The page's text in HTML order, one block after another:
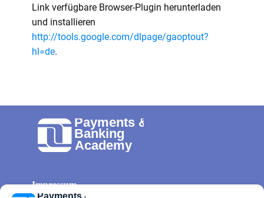
Link verfügbare Browser-Plugin herunterladen
und installieren
http://tools.google.com/dlpage/gaoptout?
hl=de.
Impressum